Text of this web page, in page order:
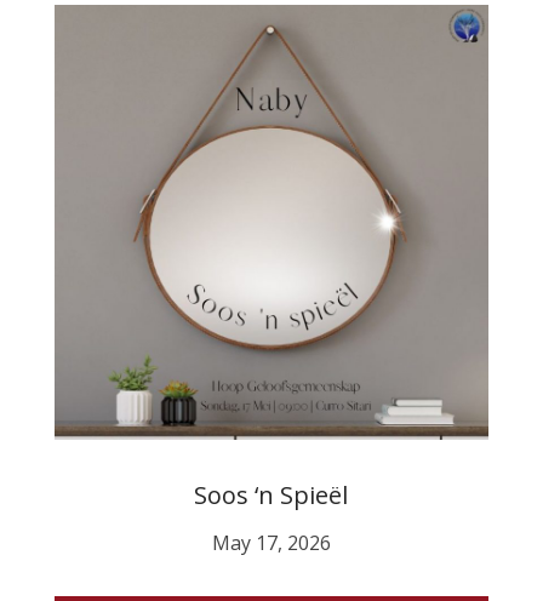
Soos ‘n Spieël
May 17, 2026